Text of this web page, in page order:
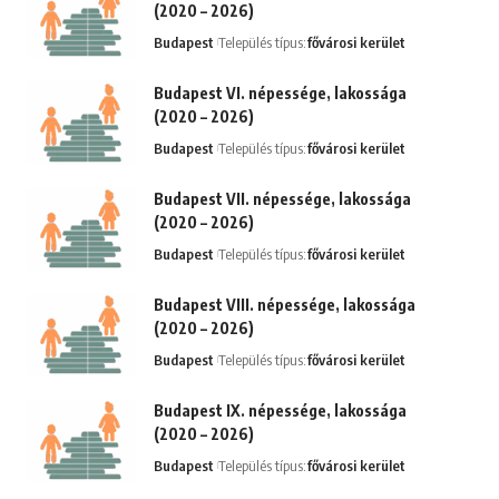
(2020 – 2026)
Budapest Település típus:fővárosi kerület
Budapest VI. népessége, lakossága
(2020 – 2026)
Budapest Település típus:fővárosi kerület
Budapest VII. népessége, lakossága
(2020 – 2026)
Budapest Település típus:fővárosi kerület
Budapest VIII. népessége, lakossága
(2020 – 2026)
Budapest Település típus:fővárosi kerület
Budapest IX. népessége, lakossága
(2020 – 2026)
Budapest Település típus:fővárosi kerület